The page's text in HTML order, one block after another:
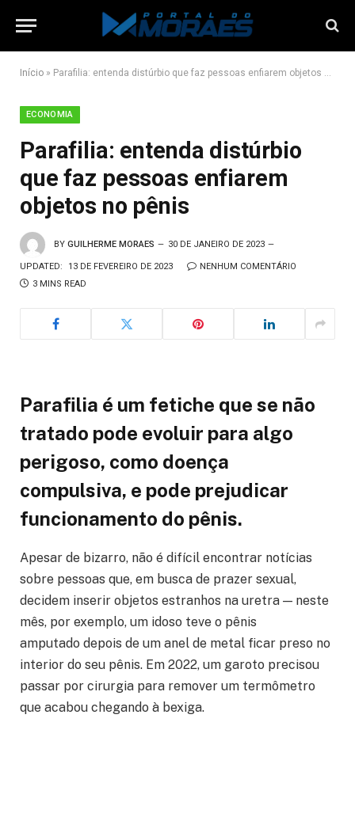
Início » Parafilia: entenda distúrbio que faz pessoas enfiarem objetos no pênis
ECONOMIA
Parafilia: entenda distúrbio
que faz pessoas enfiarem
objetos no pênis
BY GUILHERME MORAES 30 DE JANEIRO DE 2023
UPDATED: 13 DE FEVEREIRO DE 2023
NENHUM COMENTÁRIO
3 MINS READ
Parafilia é um fetiche que se não
tratado pode evoluir para algo
perigoso, como doença
compulsiva, e pode prejudicar
funcionamento do pênis.
Apesar de bizarro, não é difícil encontrar notícias
sobre pessoas que, em busca de prazer sexual,
decidem inserir objetos estranhos na uretra — neste
mês, por exemplo, um idoso teve o pênis
amputado depois de um anel de metal ficar preso no
interior do seu pênis. Em 2022, um garoto precisou
passar por cirurgia para remover um termômetro
que acabou chegando à bexiga.